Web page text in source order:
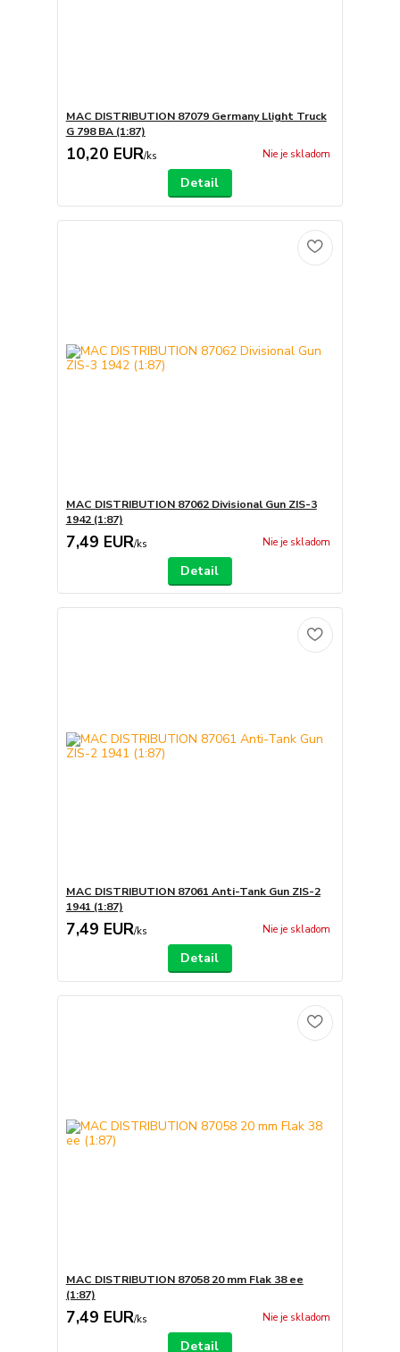
MAC DISTRIBUTION 87079 Germany Llight Truck
G 798 BA (1:87)
10,20 EUR/ks Nie je skladom
Detail
MAC DISTRIBUTION 87062 Divisional Gun ZIS-3
1942 (1:87)
7,49 EUR/ks Nie je skladom
Detail
MAC DISTRIBUTION 87061 Anti-Tank Gun ZIS-2
1941 (1:87)
7,49 EUR/ks Nie je skladom
Detail
MAC DISTRIBUTION 87058 20 mm Flak 38 ee
(1:87)
7,49 EUR/ks Nie je skladom
Detail